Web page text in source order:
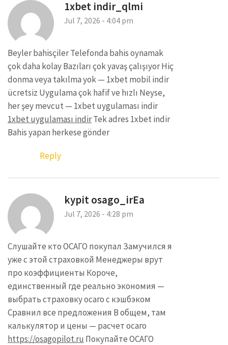
1xbet indir_qlmi
Jul 7, 2026 - 4:04 pm
Beyler bahisçiler Telefonda bahis oynamak
çok daha kolay Bazıları çok yavaş çalışıyor Hiç
donma veya takılma yok — 1xbet mobil indir
ücretsiz Uygulama çok hafif ve hızlı Neyse,
her şey mevcut — 1xbet uygulaması indir
1xbet uygulaması indirTek adres 1xbet indir
Bahis yapan herkese gönder
Reply
kypit osago_irEa
Jul 7, 2026 - 4:28 pm
Слушайте кто ОСАГО покупал Замучился я
уже с этой страховкой Менеджеры врут
про коэффициенты Короче,
единственный где реально экономия —
выбрать страховку осаго с кэшбэком
Сравнил все предложения В общем, там
калькулятор и цены — расчет осаго
https://osagopilot.ru Покупайте ОСАГО